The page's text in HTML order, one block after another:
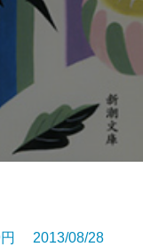
2013/08/28